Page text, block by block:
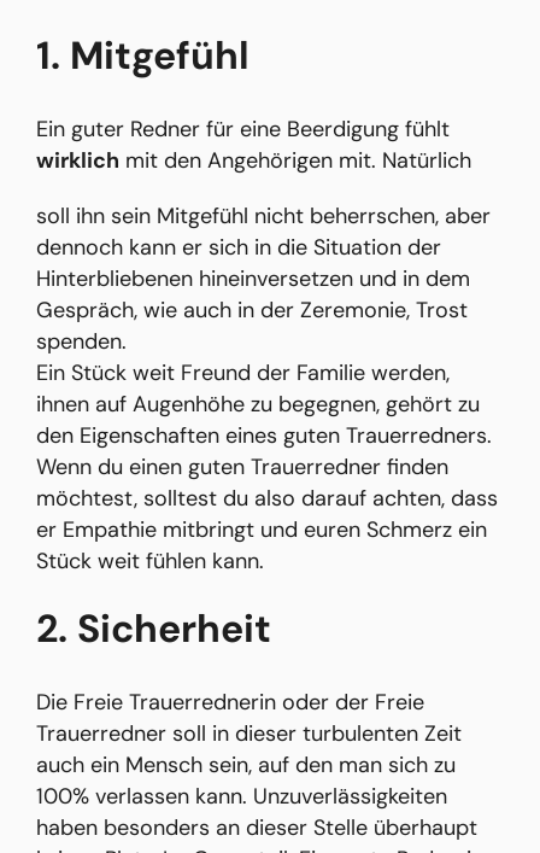
1. Mitgefühl
Ein guter Redner für eine Beerdigung fühlt
wirklich mit den Angehörigen mit. Natürlich
soll ihn sein Mitgefühl nicht beherrschen, aber
dennoch kann er sich in die Situation der
Hinterbliebenen hineinversetzen und in dem
Gespräch, wie auch in der Zeremonie, Trost
spenden.
Ein Stück weit Freund der Familie werden,
ihnen auf Augenhöhe zu begegnen, gehört zu
den Eigenschaften eines guten Trauerredners.
Wenn du einen guten Trauerredner finden
möchtest, solltest du also darauf achten, dass
er Empathie mitbringt und euren Schmerz ein
Stück weit fühlen kann.
2. Sicherheit
Die Freie Trauerrednerin oder der Freie
Trauerredner soll in dieser turbulenten Zeit
auch ein Mensch sein, auf den man sich zu
100% verlassen kann. Unzuverlässigkeiten
haben besonders an dieser Stelle überhaupt